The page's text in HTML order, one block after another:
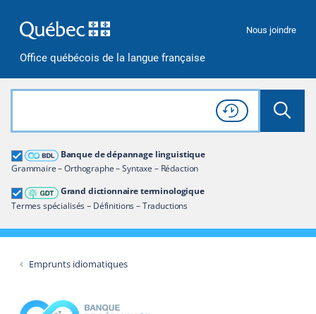
Office québécois de la langue française
Nous joindre
Rechercher dans tout le site
Lancer
Consulter l'
Historique
de recherche
Banque de dépannage linguistique
Grammaire – Orthographe – Syntaxe – Rédaction
Grand dictionnaire terminologique
Termes spécialisés – Définitions – Traductions
Grand dictionnaire terminologique
Restreindre aux termes
Emprunts idiomatiques